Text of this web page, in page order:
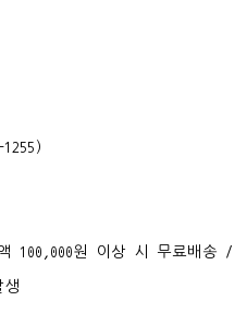
100,000원 이상 시 무료배송 /